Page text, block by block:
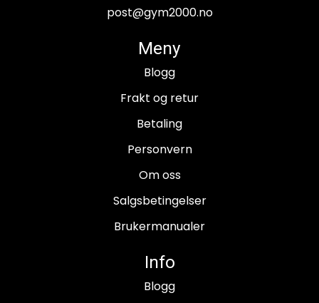
post@gym2000.no
Meny
Blogg
Frakt og retur
Betaling
Personvern
Om oss
Salgsbetingelser
Brukermanualer
Info
Blogg